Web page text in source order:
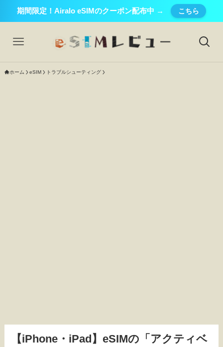
期間限定！Airalo eSIMのクーポン配布中 → こちら
ホーム eSIM トラブルシューティング
【iPhone・iPad】eSIMの「アクティベ